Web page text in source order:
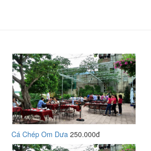
Cá Chép Om Dưa 250.000đ